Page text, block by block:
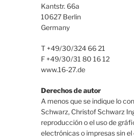
Kantstr. 66a
10627 Berlin
Germany
T +49/30/324 66 21
F +49/30/31 80 16 12
www.16-27.de
Derechos de autor
A menos que se indique lo
Schwarz, Christof Schwarz
reproducción o el uso de
electrónicas o impresas sin